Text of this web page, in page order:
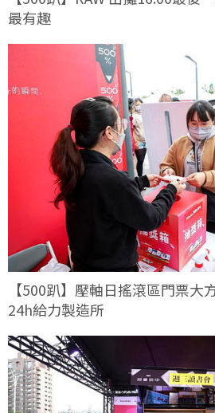
最有趣
【500趴】壓軸日搖滾區門票大
24h給力製造所